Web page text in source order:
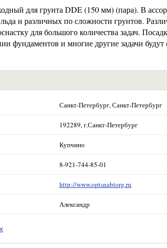
для грунта DDE (150 мм) (пара). В
и различных по сложности грунтов.
для большого количества задач.
фундаментов и многие другие задачи
Санкт-Петербург, Санкт-Петербург
192289, г.Санкт-Петербург
Купчино
8-921-744-85-01
http://www.optsnabtorg.ru
Александр